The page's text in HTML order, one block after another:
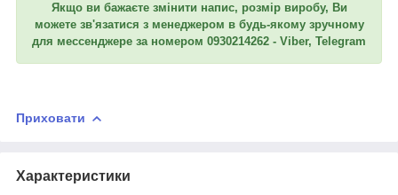
Якщо ви бажаєте змінити напис, розмір виробу, Ви
можете зв'язатися з менеджером в будь-якому зручному
для мессенджере за номером 0930214262 - Viber, Telegram
Приховати
Характеристики